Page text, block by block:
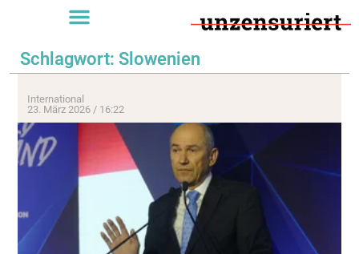
Schlagwort: Slowenien
International
23. März 2026 / 16:22